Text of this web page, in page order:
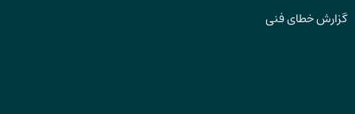
گزارش خطای فنی